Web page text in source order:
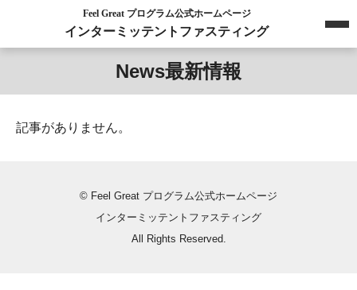
Feel Great プログラム公式ホームページ
インターミッテントファスティング
News最新情報
記事がありません。
© Feel Great プログラム公式ホームページ
インターミッテントファスティング
All Rights Reserved.